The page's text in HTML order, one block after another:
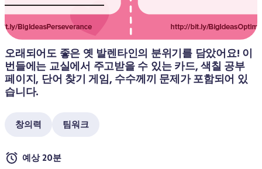
오래되어도 좋은 옛 발렌타인의 분위기를 담았어요! 이
번들에는 교실에서 주고받을 수 있는 카드, 색칠 공부
페이지, 단어 찾기 게임, 수수께끼 문제가 포함되어 있
습니다.
창의력 팀워크
예상 20분